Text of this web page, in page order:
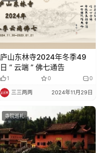
庐山东林寺2024年冬季49
日 “ 云端 ” 佛七通告
1 0 0
三三两两 2024年11月29日
寺院巡礼